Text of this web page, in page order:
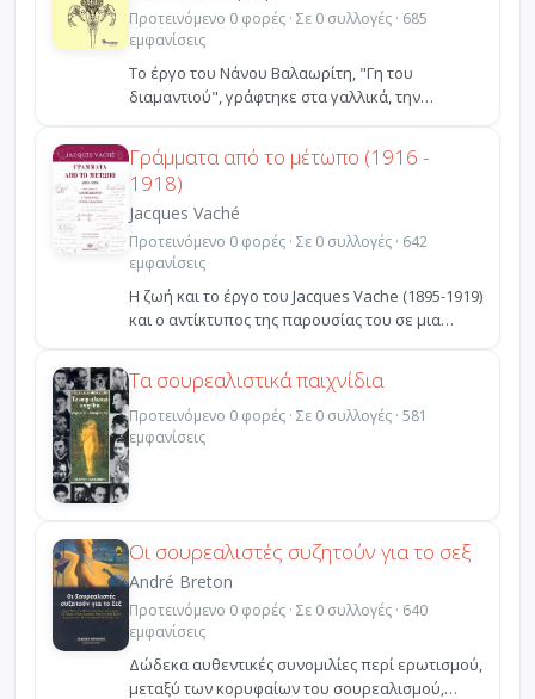
Προτεινόμενο 0 φορές · Σε 0 συλλογές · 685
εμφανίσεις
Το έργο του Νάνου Βαλαωρίτη, "Γη του
διαμαντιού", γράφτηκε στα γαλλικά, την
περίοδο που ο ποιητής ήτ...
Γράμματα από το μέτωπο (1916 -
1918)
Jacques Vaché
Προτεινόμενο 0 φορές · Σε 0 συλλογές · 642
εμφανίσεις
Η ζωή και το έργο του Jacques Vache (1895-1919)
και ο αντίκτυπος της παρουσίας του σε μια
μικρή ομάδ...
Τα σουρεαλιστικά παιχνίδια
Προτεινόμενο 0 φορές · Σε 0 συλλογές · 581
εμφανίσεις
Οι σουρεαλιστές συζητούν για το σεξ
André Breton
Προτεινόμενο 0 φορές · Σε 0 συλλογές · 640
εμφανίσεις
Δώδεκα αυθεντικές συνομιλίες περί ερωτισμού,
μεταξύ των κορυφαίων του σουρεαλισμού,